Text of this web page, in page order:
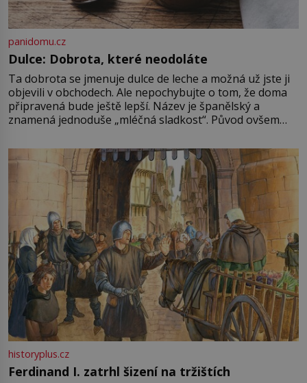
panidomu.cz
Dulce: Dobrota, které neodoláte
Ta dobrota se jmenuje dulce de leche a možná už jste ji
objevili v obchodech. Ale nepochybujte o tom, že doma
připravená bude ještě lepší. Název je španělský a
znamená jednoduše „mléčná sladkost“. Původ ovšem
pře hned několik latinskoamerických zemí a k tomu
Francie, kde se traduje,
historyplus.cz
Ferdinand I. zatrhl šizení na tržištích